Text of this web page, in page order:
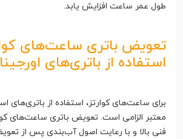
طول عمر ساعت افزایش یابد.
تعویض باتری ساعت‌های
استفاده از باتری‌های
برای ساعت‌های کوارتز، استفاده از باتری‌های
معتبر الزامی است. تعویض باتری ساعت‌های
فنی بالا و با رعایت اصول آب‌بندی پس از